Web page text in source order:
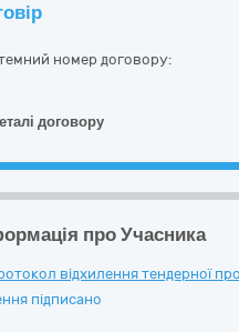
номер договору:
договору
про Учасника
відхилення тендерної
підписано